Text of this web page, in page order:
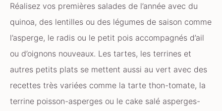
Réalisez vos premières salades de l’année avec du
quinoa, des lentilles ou des légumes de saison comme
l’asperge, le radis ou le petit pois accompagnés d’ail
ou d’oignons nouveaux. Les tartes, les terrines et
autres petits plats se mettent aussi au vert avec des
recettes très variées comme la tarte thon-tomate, la
terrine poisson-asperges ou le cake salé asperges-